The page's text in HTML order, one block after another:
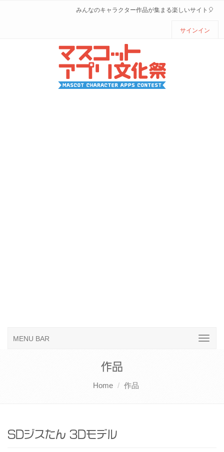
みんなのキャラクター作品が集まる楽しいサイト🎈
サインイン
MENU BAR
作品
Home 作品
SDジスたん 3Dモデル